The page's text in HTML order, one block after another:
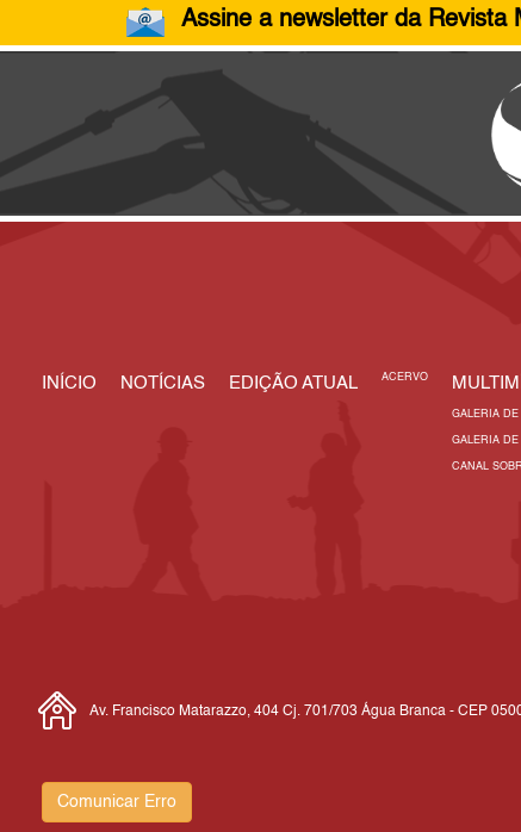
Assine a newsletter da Revista
INÍCIO NOTÍCIAS EDIÇÃO ATUAL ACERVO
GALERIA DE
GALERIA DE
CANAL
Av. Francisco Matarazzo, 404 Cj. 701/703 Água Branca - CEP
Comunicar Erro